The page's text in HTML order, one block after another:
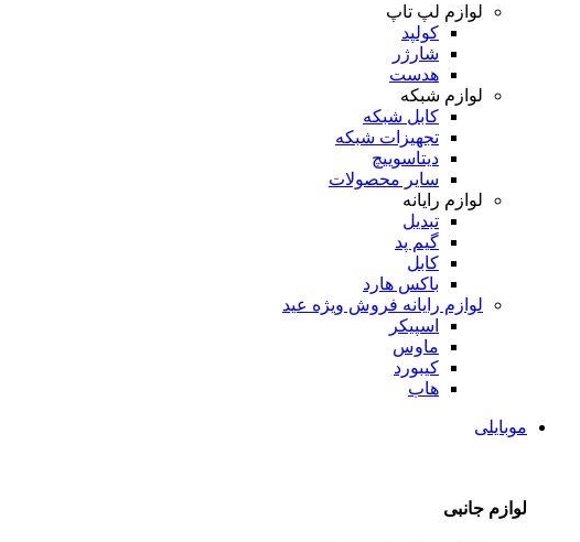
لوازم لپ تاپ
کولپد
شارژر
هدست
لوازم شبکه
کابل شبکه
تجهیزات شبکه
دیتاسوییچ
سایر محصولات
لوازم رایانه
تبدیل
گیم پد
کابل
باکس هارد
لوازم رایانه فروش ویژه عید
اسپیکر
ماوس
کیبورد
هاب
موبایلی
لوازم جانبی